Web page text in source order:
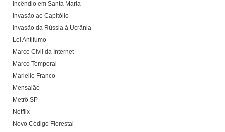
Incêndio em Santa Maria
Invasão ao Capitólio
Invasão da Rússia à Ucrânia
Lei Antifumo
Marco Civil da Internet
Marco Temporal
Marielle Franco
Mensalão
Metrô SP
Netflix
Novo Código Florestal